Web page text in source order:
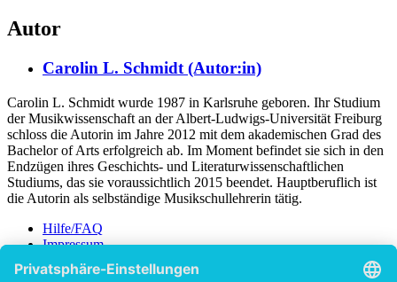
Autor
Carolin L. Schmidt (Autor:in)
Carolin L. Schmidt wurde 1987 in Karlsruhe geboren. Ihr Studium
der Musikwissenschaft an der Albert-Ludwigs-Universität Freiburg
schloss die Autorin im Jahre 2012 mit dem akademischen Grad des
Bachelor of Arts erfolgreich ab. Im Moment befindet sie sich in den
Endzügen ihres Geschichts- und Literaturwissenschaftlichen
Studiums, das sie voraussichtlich 2015 beendet. Hauptberuflich ist
die Autorin als selbständige Musikschullehrerin tätig.
Hilfe/FAQ
Impressum
Datenschutz
AGB